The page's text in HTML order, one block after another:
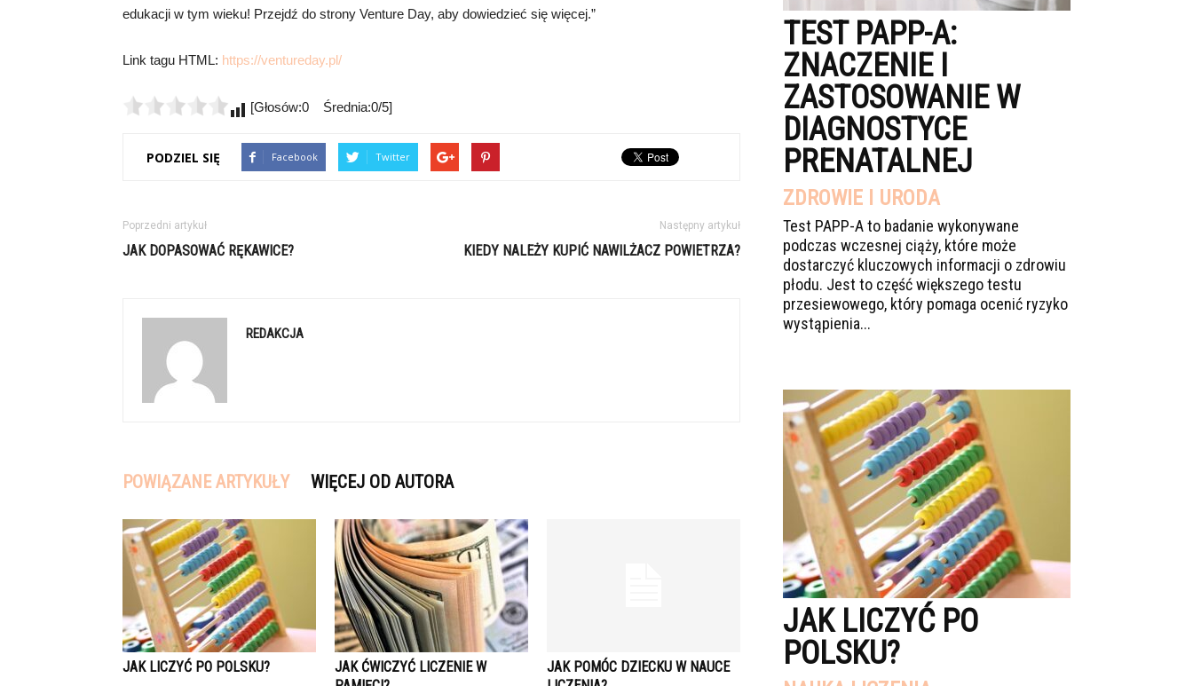
edukacji w tym wieku! Przejdź do strony Venture Day, aby dowiedzieć się więcej.”
Link tagu HTML: https://ventureday.pl/
[Głosów:0 Średnia:0/5]
PODZIEL SIĘ Facebook Twitter
Poprzedni artykuł
JAK DOPASOWAĆ RĘKAWICE?
Następny artykuł
KIEDY NALEŻY KUPIĆ NAWILŻACZ POWIETRZA?
REDAKCJA
POWIĄZANE ARTYKUŁY WIĘCEJ OD AUTORA
JAK LICZYĆ PO POLSKU?
JAK ĆWICZYĆ LICZENIE W
JAK POMÓC DZIECKU W NAUCE
TEST PAPP-A:
ZNACZENIE I
ZASTOSOWANIE W
DIAGNOSTYCE
PRENATALNEJ
ZDROWIE I URODA
Test PAPP-A to badanie wykonywane
podczas wczesnej ciąży, które może
dostarczyć kluczowych informacji o zdrowiu
płodu. Jest to część większego testu
przesiewowego, który pomaga ocenić ryzyko
wystąpienia...
JAK LICZYĆ PO
POLSKU?